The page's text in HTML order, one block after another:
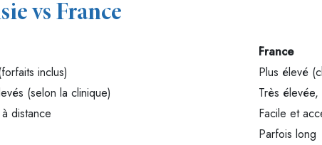
vs France
France
inclus)
Plus élevé
(selon la clinique)
Très
distance
Facile et
Parfois long